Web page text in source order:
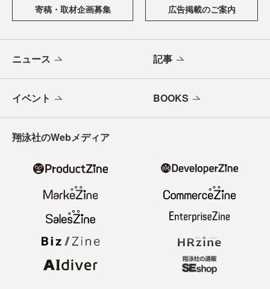
寄稿・取材企画募集 広告掲載のご案内
ニュース 記事
イベント BOOKS
翔泳社のWebメディア